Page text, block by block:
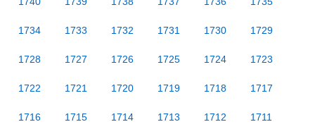
1734 1733 1732 1731 1730 1729
1728 1727 1726 1725 1724 1723
1722 1721 1720 1719 1718 1717
1716 1715 1714 1713 1712 1711